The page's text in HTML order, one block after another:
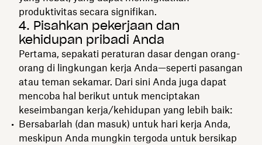
produktivitas secara signifikan.
4. Pisahkan pekerjaan dan
kehidupan pribadi Anda
Pertama, sepakati peraturan dasar dengan orang-
orang di lingkungan kerja Anda—seperti pasangan
atau teman sekamar. Dari sini Anda juga dapat
mencoba hal berikut untuk menciptakan
keseimbangan kerja/kehidupan yang lebih baik:
Bersabarlah (dan masuk) untuk hari kerja Anda,
meskipun Anda mungkin tergoda untuk bersikap